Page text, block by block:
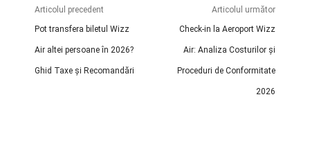
Articolul precedent
Pot transfera biletul Wizz
Air altei persoane în 2026?
Ghid Taxe și Recomandări
Articolul următor
Check-in la Aeroport Wizz
Air: Analiza Costurilor și
Proceduri de Conformitate
2026